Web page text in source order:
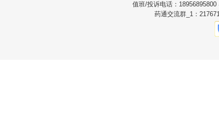
值班/投诉电话：18956895800
药通交流群_1：